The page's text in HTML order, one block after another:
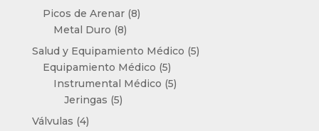
productos
Picos de Arenar 88
Metal Duro 88
productos
Salud y Equipamiento Médico 55
Equipamiento Médico 55
productos
Instrumental Médico 55
Jeringas 55
Válvulas 44